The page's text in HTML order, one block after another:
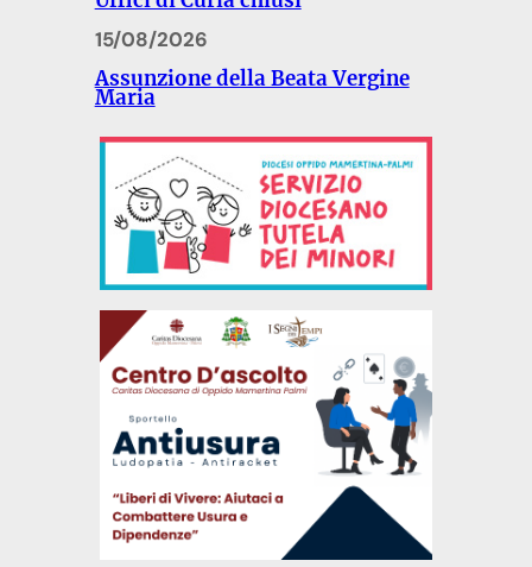
15/08/2026
Assunzione della Beata Vergine
Maria